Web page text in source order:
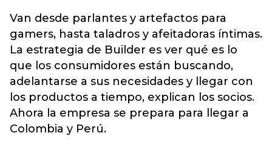
Van desde parlantes y artefactos para
gamers, hasta taladros y afeitadoras íntimas.
La estrategia de Builder es ver qué es lo
que los consumidores están buscando,
adelantarse a sus necesidades y llegar con
los productos a tiempo, explican los socios.
Ahora la empresa se prepara para llegar a
Colombia y Perú.